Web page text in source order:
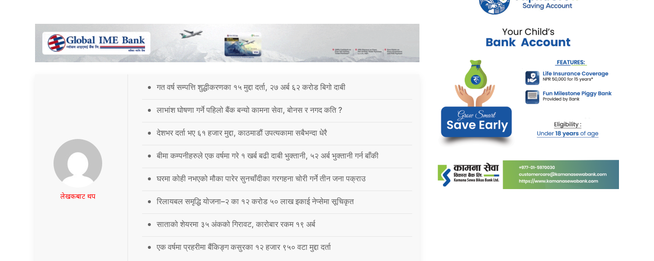
लेखकबाट थप
गत वर्ष सम्पत्ति शुद्धीकरणका १५ मुद्दा दर्ता, २७ अर्ब ६२ करोड बिगो दाबी
लाभांश घोषणा गर्ने पहिलो बैंक बन्यो कामना सेवा, बोनस र नगद कति ?
देशभर दर्ता भए ६१ हजार मुद्दा, काठमाडौं उपत्यकामा सबैभन्दा धेरै
बीमा कम्पनीहरुले एक वर्षमा गरे १ खर्ब बढी दाबी भुक्तानी, ५२ अर्ब भुक्तानी गर्न बाँकी
घरमा कोही नभएको मौका पारेर सुनचाँदीका गरगहना चोरी गर्ने तीन जना पक्राउ
रिलायबल समृद्धि योजना–२ का १२ करोड ५० लाख इकाई नेप्सेमा सूचिकृत
साताको शेयरमा ३५ अंकको गिरावट, कारोबार रकम १९ अर्ब
एक वर्षमा प्रहरीमा बैंकिङ्ग कसुरका १२ हजार ९५० वटा मुद्दा दर्ता